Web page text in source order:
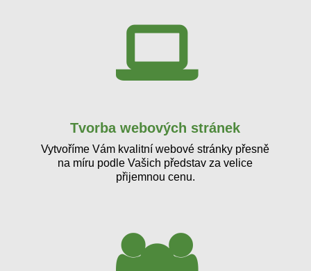
Tvorba webových stránek
Vytvoříme Vám kvalitní webové stránky přesně
na míru podle Vašich představ za velice
přijemnou cenu.